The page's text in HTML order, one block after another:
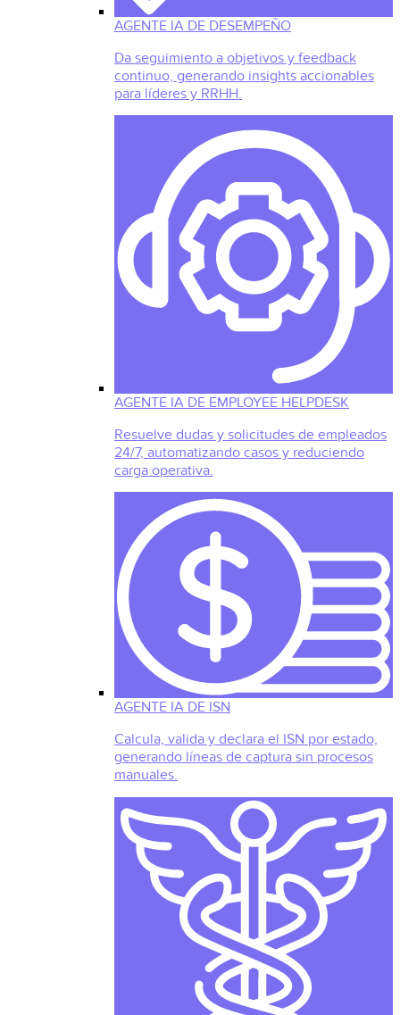
AGENTE IA DE DESEMPEÑO
Da seguimiento a objetivos y feedback
continuo, generando insights accionables
para líderes y RRHH.
AGENTE IA DE EMPLOYEE HELPDESK
Resuelve dudas y solicitudes de empleados
24/7, automatizando casos y reduciendo
carga operativa.
AGENTE IA DE ISN
Calcula, valida y declara el ISN por estado,
generando líneas de captura sin procesos
manuales.